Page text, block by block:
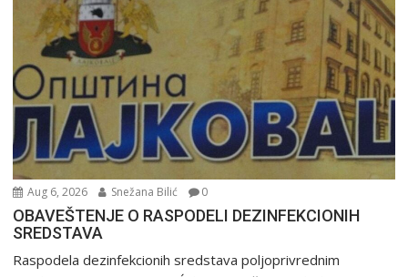
Aug 6, 2026 Snežana Bilić 0
OBAVEŠTENJE O RASPODELI DEZINFEKCIONIH
SREDSTAVA
Raspodela dezinfekcionih sredstava poljoprivrednim